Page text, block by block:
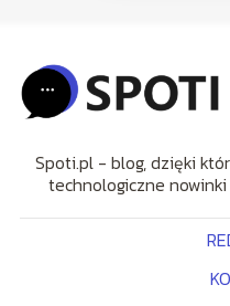
Spoti.pl - blog, dzięki
technologiczne